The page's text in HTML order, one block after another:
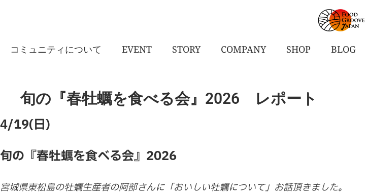
コミュニティについて EVENT STORY COMPANY SHOP BLOG
旬の『春牡蠣を食べる会』2026 レポート
4/19(日)
旬の『春牡蠣を食べる会』2026
宮城県東松島の牡蠣生産者の阿部さんに「おいしい牡蠣について」お話頂きました。